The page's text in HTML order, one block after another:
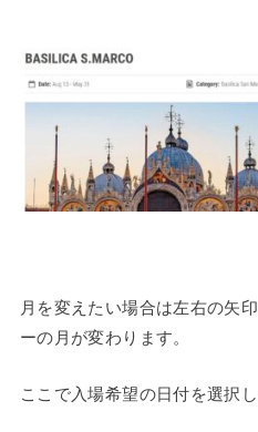
月を変えたい場合は左右の矢
ーの月が変わります。
ここで入場希望の日付を選択し